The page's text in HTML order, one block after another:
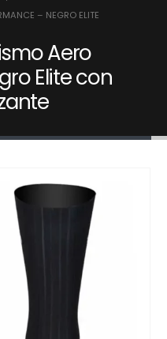
– NEGRO ELITE
Aero
Elite con